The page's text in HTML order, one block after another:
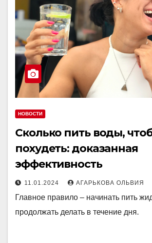
НОВОСТИ
Сколько пить воды,
похудеть: доказанная
эффективность
11.01.2024 АГАРЬКОВА ОЛЬВИЯ
Главное правило – начинать пить
продолжать делать в течение дня.